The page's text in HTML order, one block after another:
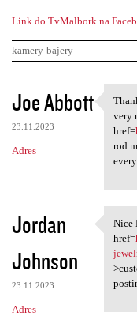
Link do TvMalbork na
kamery-bajery
K
o
m
e
a
z
e
Joe Abbott
23.11.2023
Adres
very
href=
rod
Jordan
Johnson
23.11.2023
Adres
Nice
Nice
href=